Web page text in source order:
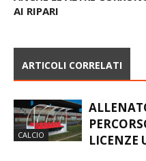
AI RIPARI
ARTICOLI CORRELATI
CALCIO
LICENZE